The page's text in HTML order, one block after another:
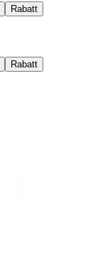
Rabatt
Rabatt